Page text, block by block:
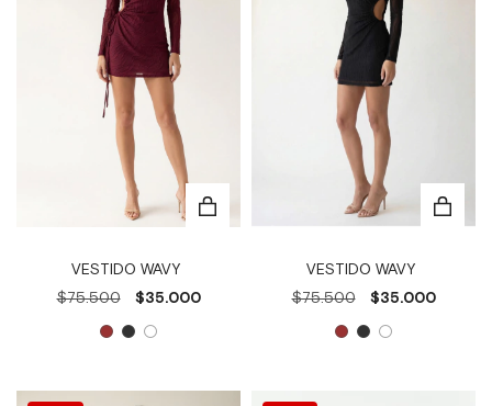
VESTIDO WAVY
$75.500
$35.000
VESTIDO WAVY
$75.500
$35.000